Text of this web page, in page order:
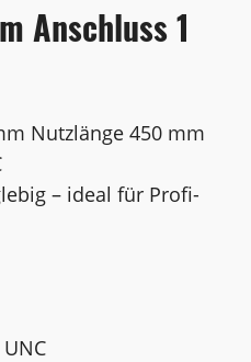
Anschluss 1
Nutzlänge 450 mm
– ideal für Profi-